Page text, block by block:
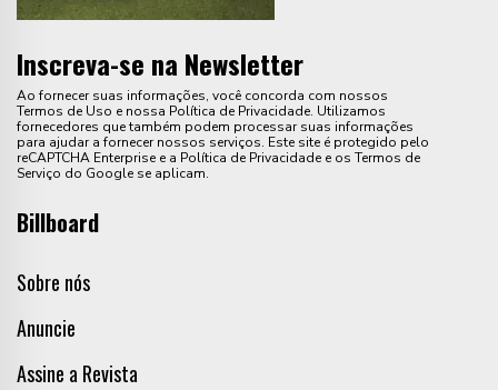
Inscreva-se na Newsletter
Ao fornecer suas informações, você concorda com nossos
Termos de Uso e nossa Política de Privacidade. Utilizamos
fornecedores que também podem processar suas informações
para ajudar a fornecer nossos serviços. Este site é protegido pelo
reCAPTCHA Enterprise e a Política de Privacidade e os Termos de
Serviço do Google se aplicam.
Billboard
Sobre nós
Anuncie
Assine a Revista